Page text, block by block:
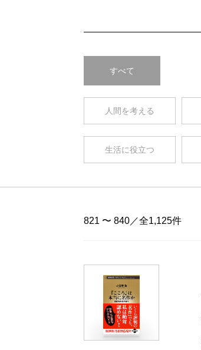
すべて
人間を考える
生活に役立つ
821 〜 840／全1,125件